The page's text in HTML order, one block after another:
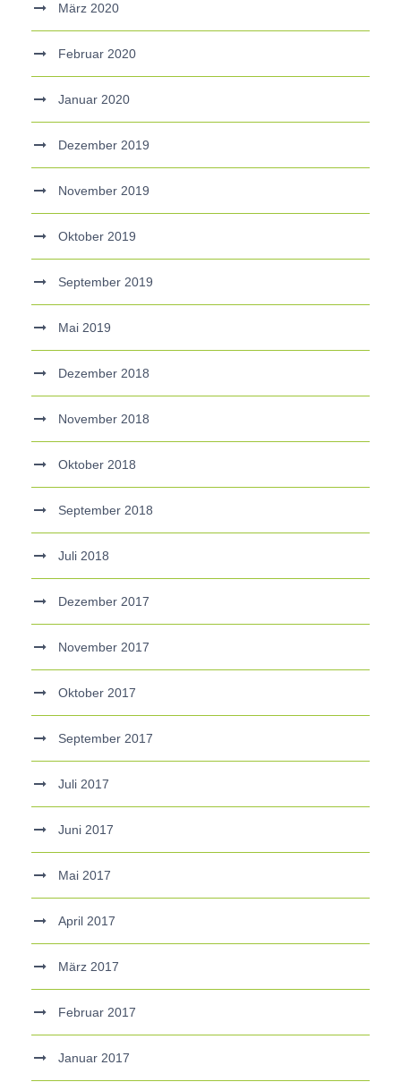
März 2020
Februar 2020
Januar 2020
Dezember 2019
November 2019
Oktober 2019
September 2019
Mai 2019
Dezember 2018
November 2018
Oktober 2018
September 2018
Juli 2018
Dezember 2017
November 2017
Oktober 2017
September 2017
Juli 2017
Juni 2017
Mai 2017
April 2017
März 2017
Februar 2017
Januar 2017